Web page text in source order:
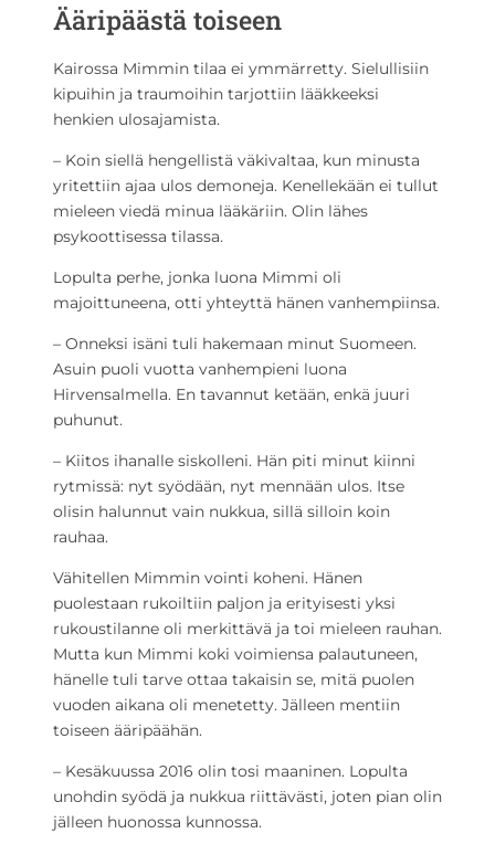
Ääripäästä toiseen
Kairossa Mimmin tilaa ei ymmärretty. Sielullisiin
kipuihin ja traumoihin tarjottiin lääkkeeksi
henkien ulosajamista.
– Koin siellä hengellistä väkivaltaa, kun minusta
yritettiin ajaa ulos demoneja. Kenellekään ei tullut
mieleen viedä minua lääkäriin. Olin lähes
psykoottisessa tilassa.
Lopulta perhe, jonka luona Mimmi oli
majoittuneena, otti yhteyttä hänen vanhempiinsa.
– Onneksi isäni tuli hakemaan minut Suomeen.
Asuin puoli vuotta vanhempieni luona
Hirvensalmella. En tavannut ketään, enkä juuri
puhunut.
– Kiitos ihanalle siskolleni. Hän piti minut kiinni
rytmissä: nyt syödään, nyt mennään ulos. Itse
olisin halunnut vain nukkua, sillä silloin koin
rauhaa.
Vähitellen Mimmin vointi koheni. Hänen
puolestaan rukoiltiin paljon ja erityisesti yksi
rukoustilanne oli merkittävä ja toi mieleen rauhan.
Mutta kun Mimmi koki voimiensa palautuneen,
hänelle tuli tarve ottaa takaisin se, mitä puolen
vuoden aikana oli menetetty. Jälleen mentiin
toiseen ääripäähän.
– Kesäkuussa 2016 olin tosi maaninen. Lopulta
unohdin syödä ja nukkua riittävästi, joten pian olin
jälleen huonossa kunnossa.